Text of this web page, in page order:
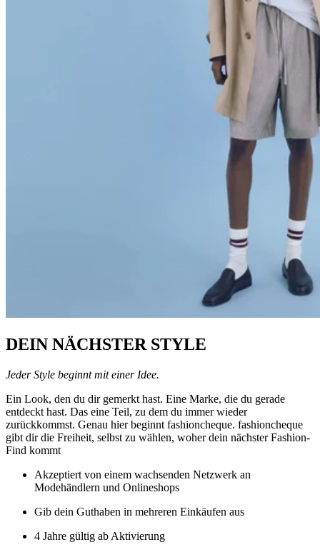
DEIN NÄCHSTER STYLE
Jeder Style beginnt mit einer Idee.
Ein Look, den du dir gemerkt hast. Eine Marke, die du gerade
entdeckt hast. Das eine Teil, zu dem du immer wieder
zurückkommst. Genau hier beginnt fashioncheque. fashioncheque
gibt dir die Freiheit, selbst zu wählen, woher dein nächster Fashion-
Find kommt
Akzeptiert von einem wachsenden Netzwerk an
Modehändlern und Onlineshops
Gib dein Guthaben in mehreren Einkäufen aus
4 Jahre gültig ab Aktivierung